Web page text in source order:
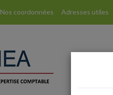
Nos coordonnées Adresses utiles